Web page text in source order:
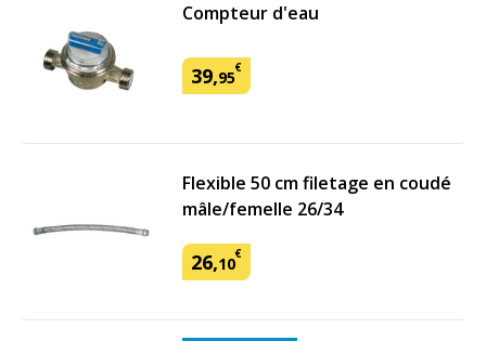
Compteur d'eau
39,95€
Flexible 50 cm filetage en coudé
mâle/femelle 26/34
26,10€